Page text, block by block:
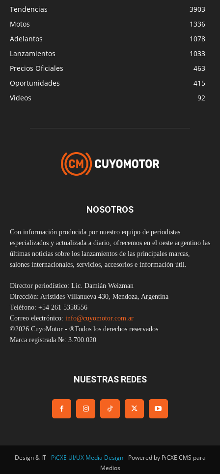
Tendencias
3903
Motos
1336
Adelantos
1078
Lanzamientos
1033
Precios Oficiales
463
Oportunidades
415
Videos
92
NOSOTROS
Con información producida por nuestro equipo de periodistas
especializados y actualizada a diario, ofrecemos en el oeste argentino las
últimas noticias sobre los lanzamientos de las principales marcas,
salones internacionales, servicios, accesorios e información útil.
Director periodístico: Lic. Damián Weizman
Dirección: Arístides Villanueva 430, Mendoza, Argentina
Teléfono: +54 261 5358556
Correo electrónico: info@cuyomotor.com.ar
©2026 CuyoMotor - ®Todos los derechos reservados
Marca registrada №: 3.700.020
NUESTRAS REDES
Design & IT - PiCXE UI/UX Media Design- Powered by PiCXE CMS para
Medios